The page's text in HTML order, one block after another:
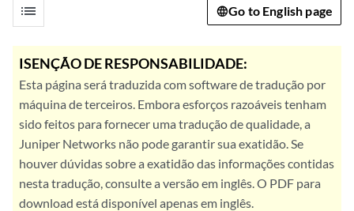
list Go to English page
ISENÇÃO DE RESPONSABILIDADE:
Esta página será traduzida com software de tradução por
máquina de terceiros. Embora esforços razoáveis tenham
sido feitos para fornecer uma tradução de qualidade, a
Juniper Networks não pode garantir sua exatidão. Se
houver dúvidas sobre a exatidão das informações contidas
nesta tradução, consulte a versão em inglês. O PDF para
download está disponível apenas em inglês.